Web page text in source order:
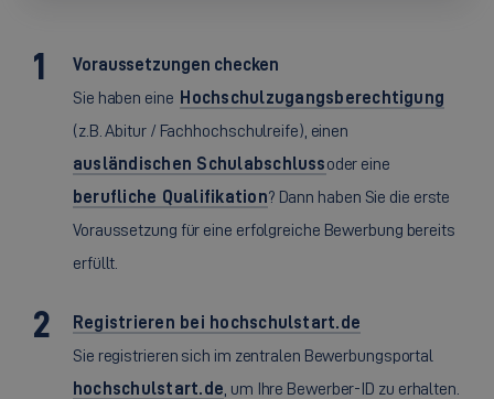
Voraussetzungen checken
Sie haben eine Hochschulzugangsberechtigung
(z.B. Abitur / Fachhochschulreife), einen
ausländischen Schulabschlussoder eine
berufliche Qualifikation? Dann haben Sie die erste
Voraussetzung für eine erfolgreiche Bewerbung bereits
erfüllt.
Registrieren bei hochschulstart.de
Sie registrieren sich im zentralen Bewerbungsportal
hochschulstart.de , um Ihre Bewerber-ID zu erhalten.